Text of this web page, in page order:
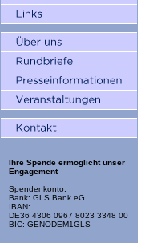
Ihre Spende ermöglicht unser
Engagement
Spendenkonto:
Bank: GLS Bank eG
IBAN:
DE36 4306 0967 8023 3348 00
BIC: GENODEM1GLS